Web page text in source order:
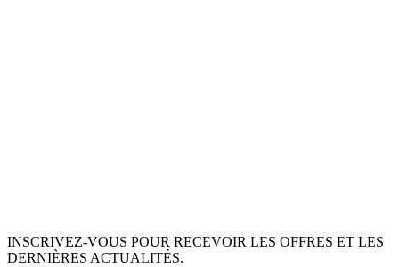
INSCRIVEZ-VOUS POUR RECEVOIR LES OFFRES ET LES
DERNIÈRES ACTUALITÉS.